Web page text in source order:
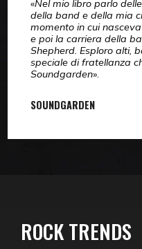
«Nel mio libro parlo
della band e della mia
momento in cui
e poi la carriera della
Shepherd. Esploro alti,
speciale di fratellanza
Soundgarden».
SOUNDGARDEN
ROCK TRENDS